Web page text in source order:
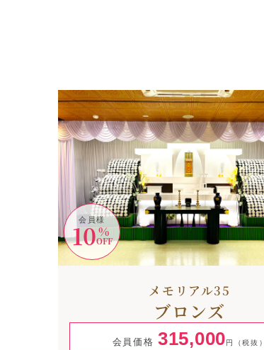
会員様
10%
OFF
メモリアル35
ブロンズ
会員価格 315,000円（税抜）